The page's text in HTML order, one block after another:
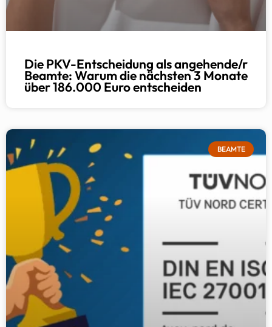
Die PKV-Entscheidung als angehende/r
Beamte: Warum die nächsten 3 Monate
über 186.000 Euro entscheiden
BEAMTE